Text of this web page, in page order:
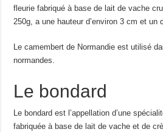
fleurie fabriqué à base de lait de vache
250g, a une hauteur d’environ 3 cm et un
Le camembert de Normandie est utilisé
normandes.
Le bondard
Le bondard est l’appellation d’une
fabriquée à base de lait de vache et de